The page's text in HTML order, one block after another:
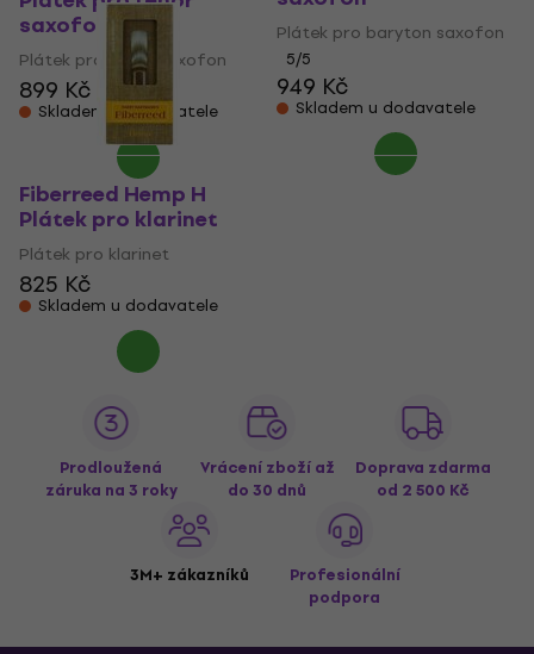
saxofon
Plátek pro tenor saxofon
899 Kč
Skladem u dodavatele
Plátek pro baryton saxofon
5/5
949 Kč
Skladem u dodavatele
Fiberreed Hemp H
Plátek pro klarinet
Plátek pro klarinet
825 Kč
Skladem u dodavatele
Prodloužená
záruka na 3 roky
Vrácení zboží až
do 30 dnů
Doprava zdarma
od 2 500 Kč
3M+ zákazníků
Profesionální
podpora